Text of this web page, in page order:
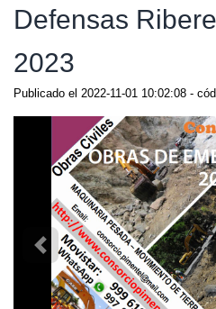
Defensas
2023
Publicado el 2022-11-01 10:02:08 -